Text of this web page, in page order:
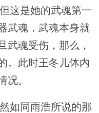
这是她的武魂第一
武魂，武魂本身就
武魂受伤，那么，
。此时王冬儿体内
况。
如同雨浩所说的那